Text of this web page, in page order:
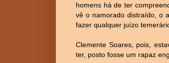
homens há de ter
vê o namorado distraído, o
fazer qualquer juízo
Clemente Soares, pois,
ter, posto fosse um rapaz